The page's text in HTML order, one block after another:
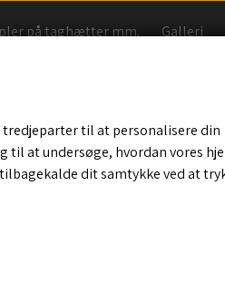
på taghætter mm. Galleri
tredjeparter til at personalisere din
at undersøge, hvordan vores
dit samtykke ved at